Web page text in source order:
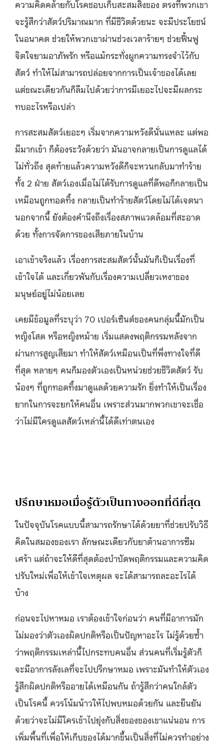
ความคิดคล้ายกับโรคชอบเก็บสะสมสิ่งของ ตรงที่พวกเขา
จะรู้สึกว่าสัตว์ปริมาณมาก ที่มีชีวิตด้วยนะ จะมีประโยชน์
ในอนาคต ช่วยให้พวกเขาผ่านช่วงเวลาร้ายๆ ช่วยฟื้นฟู
จิตใจยามอาภัพรัก หรือแม้กระทั่งผูกความทรงจำไว้กับ
สัตว์ ทำให้ไม่สามารถปล่อยจากการเป็นเจ้าของได้เลย
แต่ขณะเดียวกันก็ลืมไปด้วยว่าการมีเยอะไปจะมีผลกระ
ทบอะไรหรือเปล่า
การสะสมสัตว์เยอะๆ เริ่มจากความหวังดีนั่นแหละ แต่พอ
มีมากเข้า ก็ต้องระวังด้วยว่า มันอาจกลายเป็นการดูแลได้
ไม่ทั่วถึง สุดท้ายแล้วความหวังดีก็จะหวนกลับมาทำร้าย
ทั้ง 2 ฝ่าย สัตว์เองเมื่อไม่ได้รับการดูแลที่ดีพอก็กลายเป็น
เหมือนถูกทอดทิ้ง กลายเป็นทำร้ายสัตว์โดยไม่ได้เจตนา
นอกจากนี้ ยังต้องคำนึงถึงเรื่องสภาพแวดล้อมที่สะอาด
ด้วย ทั้งการจัดการของเสียภายในบ้าน
เอาเข้าจริงแล้ว เรื่องการสะสมสัตว์นั้นมันก็เป็นเรื่องที่
เข้าใจได้ และเกี่ยวพันกับเรื่องความเปลี่ยวเหงาของ
มนุษย์อยู่ไม่น้อยเลย
เคยมีข้อมูลที่ระบุว่า 70 เปอร์เซ็นต์ของคนกลุ่มนี้มักเป็น
หญิงโสด หรือหญิงหม้าย เริ่มแสดงพฤติกรรมหลังจาก
ผ่านการสูญเสียมา ทำให้สัตว์เหมือนเป็นที่พึ่งทางใจที่ดี
ที่สุด หลายๆ คนก็มองตัวเองเป็นหน่วยช่วยชีวิตสัตว์ รับ
น้องๆ ที่ถูกทอดทิ้งมาดูแลด้วยความรัก ยิ่งทำให้เป็นเรื่อง
ยากในการจะยกให้คนอื่น เพราะส่วนมากพวกเขาจะเชื่อ
ว่าไม่มีใครดูแลสัตว์เหล่านี้ได้ดีเท่าตนเอง
ปรึกษาหมอเมื่อรู้ตัวเป็นทางออกที่ดีที่สุด
ในปัจจุบันโรคแบบนี้สามารถรักษาได้ด้วยยาที่ช่วยปรับวิธี
คิดในสมองของเรา ลักษณะเดียวกับยาต้านอาการซึม
เศร้า แต่ถ้าจะให้ดีที่สุดต้องบำบัดพฤติกรรมและความคิด
ปรับใหม่เพื่อให้เข้าใจเหตุผล จะได้สามารถละอะไรได้
บ้าง
ก่อนจะไปหาหมอ เราต้องเข้าใจก่อนว่า คนที่มีอาการมัก
ไม่มองว่าตัวเองผิดปกติหรือเป็นปัญหาอะไร ไม่รู้ด้วยซ้ำ
ว่าพฤติกรรมเหล่านี้ไปกระทบคนอื่น ส่วนคนที่เริ่มรู้ตัวก็
จะมีอาการลังเลที่จะไปปรึกษาหมอ เพราะมันทำให้ตัวเอง
รู้สึกผิดปกติหรืออายได้เหมือนกัน ถ้ารู้สึกว่าคนใกล้ตัว
เป็นโรคนี้ ควรโน้มน้าวให้ไปพบหมอด้วยกัน และยืนยัน
ด้วยว่าจะไม่มีใครเข้าไปยุ่งกับสิ่งของของเขาแน่นอน การ
เพิ่มพื้นที่เพื่อให้เก็บของได้มากขึ้นเป็นสิ่งที่ไม่ควรทำอย่าง